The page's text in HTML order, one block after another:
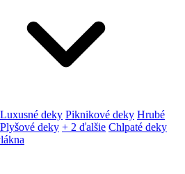
Luxusné deky Piknikové deky Hrubé
Plyšové deky + 2 ďalšie Chlpaté deky